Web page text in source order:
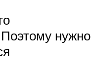
нужно